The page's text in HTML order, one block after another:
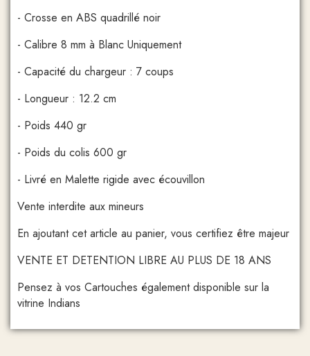
- Crosse en ABS quadrillé noir
- Calibre 8 mm à Blanc Uniquement
- Capacité du chargeur : 7 coups
- Longueur : 12.2 cm
- Poids 440 gr
- Poids du colis 600 gr
- Livré en Malette rigide avec écouvillon
Vente interdite aux mineurs
En ajoutant cet article au panier, vous certifiez être majeur
VENTE ET DETENTION LIBRE AU PLUS DE 18 ANS
Pensez à vos Cartouches également disponible sur la
vitrine Indians